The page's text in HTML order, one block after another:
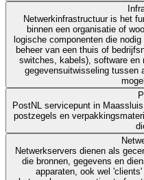
Netwerkinfrastructuur is het
binnen een organisatie of
logische componenten die
beheer van een thuis of
switches, kabels), software en
gegevensuitwisseling tussen
PostNL servicepunt in
postzegels en
Netwerkservers dienen als
die bronnen, gegevens en
apparaten, ook wel